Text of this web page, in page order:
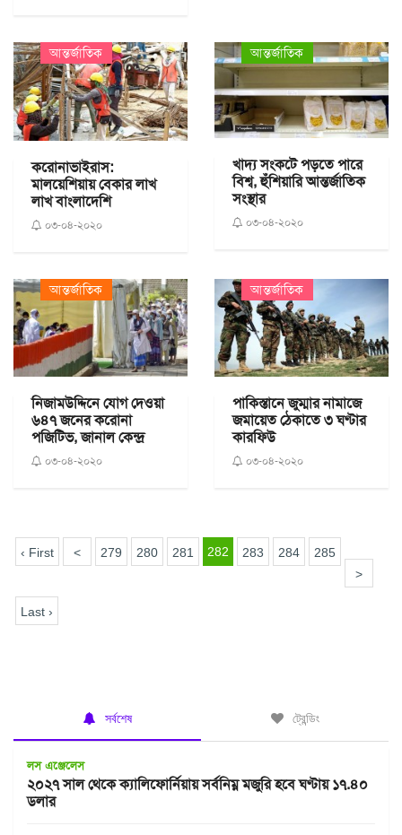
আন্তর্জাতিক
করোনাভাইরাস:
মালয়েশিয়ায় বেকার লাখ
লাখ বাংলাদেশি
০৩-০৪-২০২০
আন্তর্জাতিক
খাদ্য সংকটে পড়তে পারে
বিশ্ব, হুঁশিয়ারি আন্তর্জাতিক
সংস্থার
০৩-০৪-২০২০
আন্তর্জাতিক
নিজামউদ্দিনে যোগ দেওয়া
৬৪৭ জনের করোনা
পজিটিভ, জানাল কেন্দ্র
০৩-০৪-২০২০
আন্তর্জাতিক
পাকিস্তানে জুম্মার নামাজে
জমায়েত ঠেকাতে ৩ ঘণ্টার
কারফিউ
০৩-০৪-২০২০
‹ First < 279 280 281 282 283 284
285
>
Last ›
সর্বশেষ ট্রেন্ডিং
লস এঞ্জেলেস
২০২৭ সাল থেকে ক্যালিফোর্নিয়ায় সর্বনিম্ন মজুরি হবে ঘণ্টায় ১৭.৪০
ডলার